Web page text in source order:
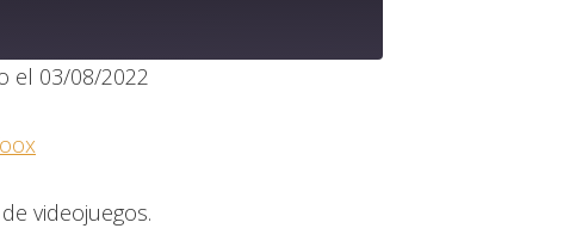
iVoox
el 03/08/2022
videojuegos.